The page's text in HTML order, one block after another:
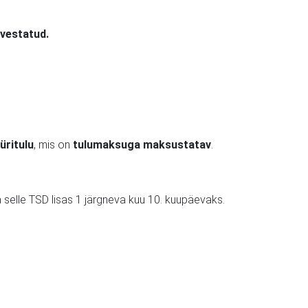
, mis on tulumaksuga maksustatav
TSD lisas 1 järgneva kuu 10. kuupäevaks.